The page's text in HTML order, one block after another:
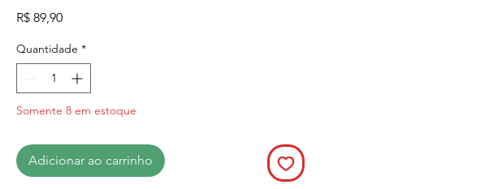
R$ 89,90Preço
Quantidade *
Somente 8 em estoque
Adicionar ao carrinho